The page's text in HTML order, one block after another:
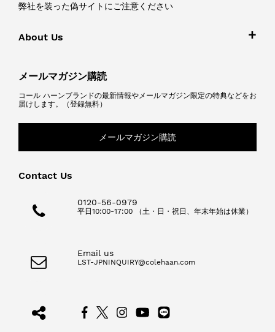
弊社を装った偽サイトにご注意ください
About Us
メールマガジン購読
コール ハーンブランドの最新情報やメールマガジン限定の特典などをお
届けします。（登録無料）
メールマガジン購読
Contact Us
0120-56-0979
平日10:00-17:00 （土・日・祝日、年末年始は休業）
Email us
LST-JPNINQUIRY@colehaan.com